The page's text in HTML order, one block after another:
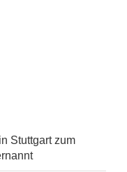
Stuttgart zum